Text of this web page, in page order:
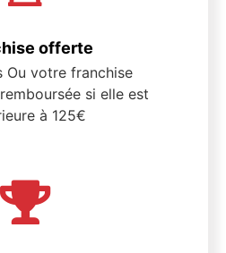
offerte
Ou votre franchise
si elle est
à 125€